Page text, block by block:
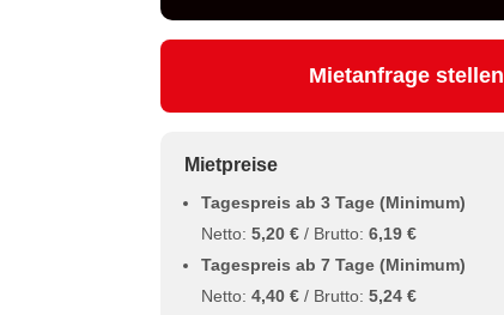
Mietanfrage stellen
Mietpreise
Tagespreis ab 3 Tage (Minimum)
Netto:5,20 € / Brutto:6,19 €
Tagespreis ab 7 Tage (Minimum)
Netto:4,40 € / Brutto:5,24 €